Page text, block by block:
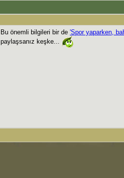
Bu önemli bilgileri bir de 'Spor yaparken,
paylaşsanız keşke...